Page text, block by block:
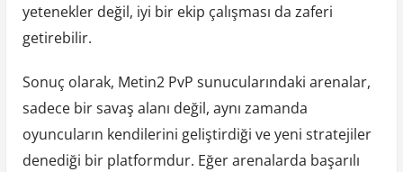
yetenekler değil, iyi bir ekip çalışması da zaferi
getirebilir.
Sonuç olarak, Metin2 PvP sunucularındaki arenalar,
sadece bir savaş alanı değil, aynı zamanda
oyuncuların kendilerini geliştirdiği ve yeni stratejiler
denediği bir platformdur. Eğer arenalarda başarılı